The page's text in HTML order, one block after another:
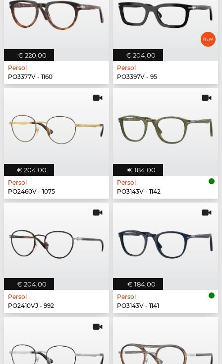
€ 220,00
Persol
PO3377V - 1160
€ 204,00
Persol
PO3397V - 95
€ 204,00
Persol
PO2460V - 1075
€ 184,00
Persol
PO3143V - 1142
€ 204,00
Persol
PO2410VJ - 992
€ 184,00
Persol
PO3143V - 1141